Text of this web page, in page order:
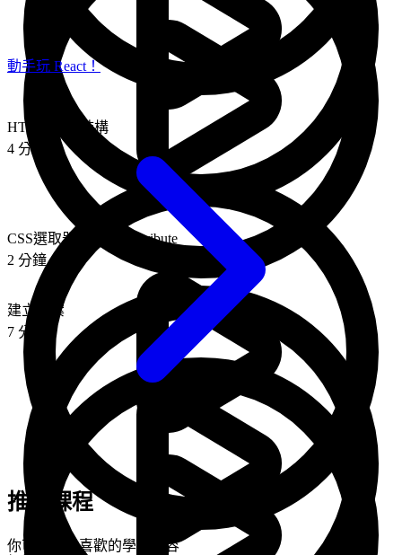
HTML 標籤結構
4 分鐘
CSS選取器 id, class, attribute
2 分鐘
建立專案
7 分鐘
動手玩 React！
推薦課程
你可能也會喜歡的學習內容